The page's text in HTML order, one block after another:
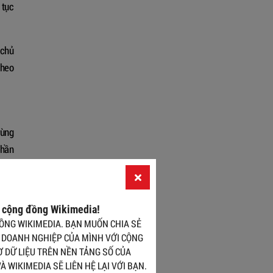
tái
đồng Wikimedia!
WIKIMEDIA. BẠN MUỐN CHIA SẺ
NGHIỆP CỦA MÌNH VỚI CỘNG
LIỆU TRÊN NỀN TẢNG SỐ CỦA
WIKIMEDIA SẼ LIÊN HỆ LẠI VỚI BẠN.